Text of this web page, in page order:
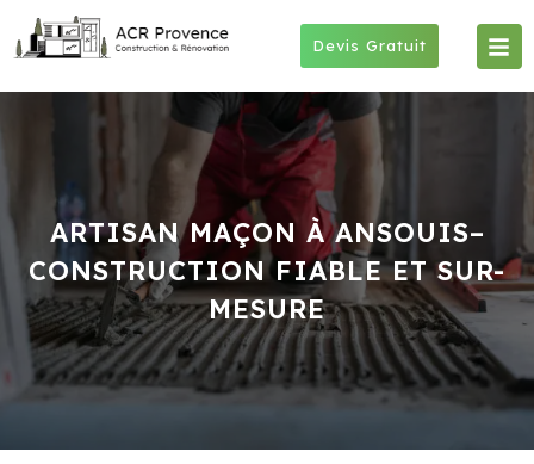
Devis Gratuit
ARTISAN MAÇON À ANSOUIS–
CONSTRUCTION FIABLE ET SUR-
MESURE